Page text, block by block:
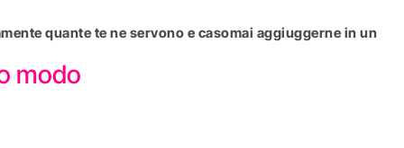
quante te ne servono e casomai aggiuggerne in un
modo